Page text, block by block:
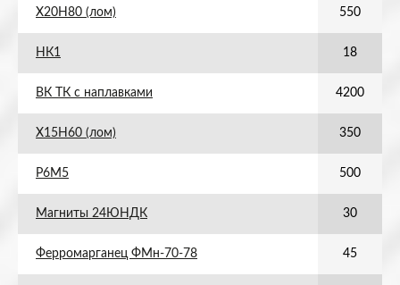
Х20Н80 (лом) 550
НК1 18
ВК ТК с наплавками 4200
Х15Н60 (лом) 350
Р6М5 500
Магниты 24ЮНДК 30
Ферромарганец ФМн-70-78 45